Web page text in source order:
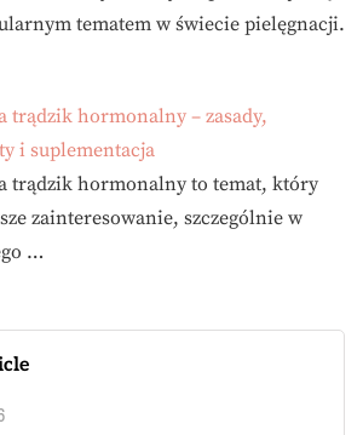
tematem w świecie pielęgnacji.
trądzik hormonalny – zasady,
i suplementacja
trądzik hormonalny to temat, który
zainteresowanie, szczególnie w
…